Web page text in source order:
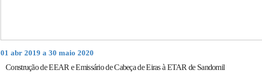
01 abr 2019 a 30 maio 2020
Construção de EEAR e Emissário de Cabeça de Eiras à ETAR de Sandomil